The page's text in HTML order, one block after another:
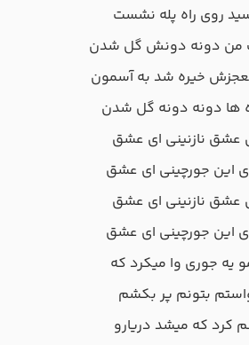
روی راه پله نشست
من دونه دونش گل شدن
خیره شد به آسمون
ها دونه دونه گل شدن
عشق نازنینی ای عشق
ی این جورچینی ای عشق
عشق نازنینی ای عشق
ی این جورچینی ای عشق
یه جوری وا میکرد که
بتونم پر بکشم
کرد که میشد دریارو